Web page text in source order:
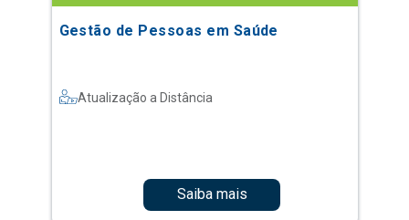
Gestão de Pessoas em Saúde
Atualização a Distância
Saiba mais